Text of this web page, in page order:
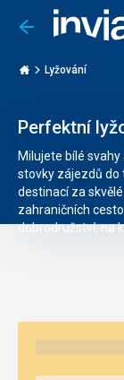
Jít
zpět
Lyžování
Perfektní
Milujete bílé
stovky zájezdů do
destinací za
zahraničních
dobrodružství, na